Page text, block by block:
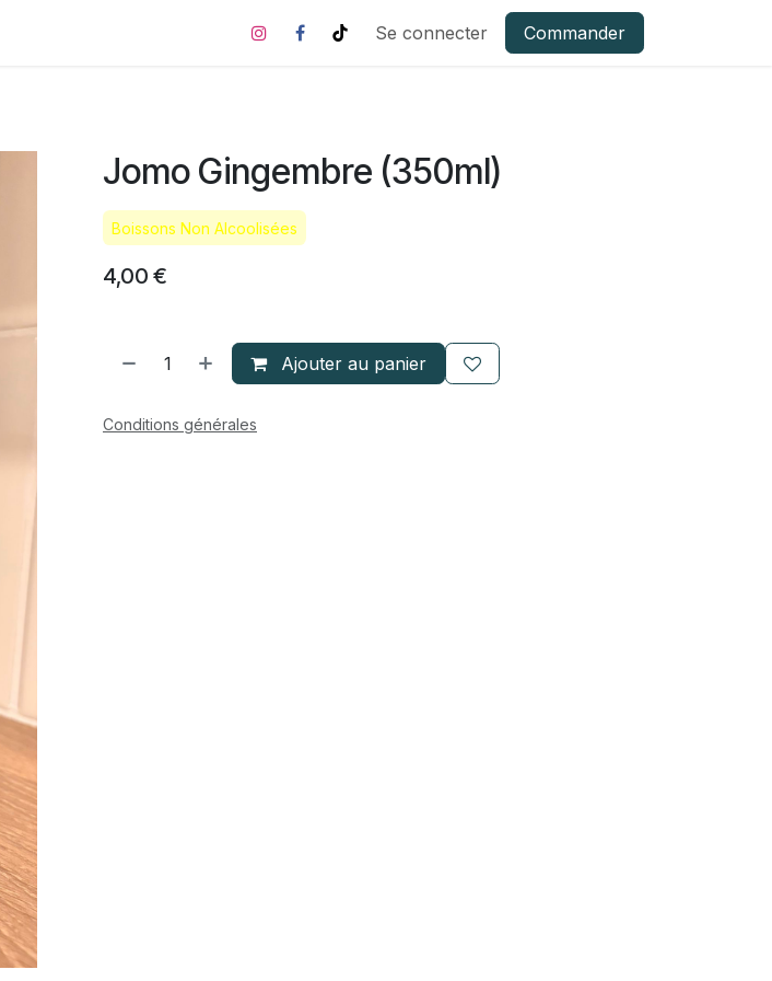
Se connecter Commander
Jomo Gingembre (350ml)
Boissons Non Alcoolisées
4,00 €
Ajouter au panier
Conditions générales